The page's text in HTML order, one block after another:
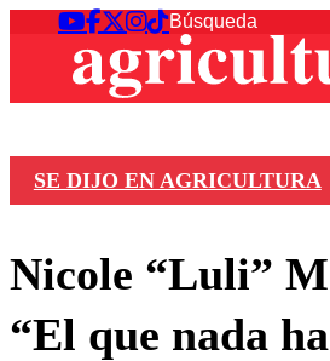
SE DIJO EN AGRICULTURA
Nicole “Luli”
“El que nada